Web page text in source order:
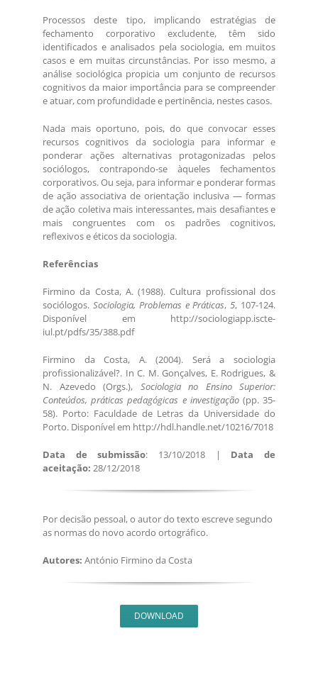
Processos deste tipo, implicando estratégias de
fechamento corporativo excludente, têm sido
identificados e analisados pela sociologia, em muitos
casos e em muitas circunstâncias. Por isso mesmo, a
análise sociológica propicia um conjunto de recursos
cognitivos da maior importância para se compreender
e atuar, com profundidade e pertinência, nestes casos.
Nada mais oportuno, pois, do que convocar esses
recursos cognitivos da sociologia para informar e
ponderar ações alternativas protagonizadas pelos
sociólogos, contrapondo-se àqueles fechamentos
corporativos. Ou seja, para informar e ponderar formas
de ação associativa de orientação inclusiva — formas
de ação coletiva mais interessantes, mais desafiantes e
mais congruentes com os padrões cognitivos,
reflexivos e éticos da sociologia.
Referências
Firmino da Costa, A. (1988). Cultura profissional dos
sociólogos. Sociologia, Problemas e Práticas,5, 107-124.
Disponível em http://sociologiapp.iscte-
iul.pt/pdfs/35/388.pdf
Firmino da Costa, A. (2004). Será a sociologia
profissionalizável?. In C. M. Gonçalves, E. Rodrigues, &
N. Azevedo (Orgs.), Sociologia no Ensino Superior:
Conteúdos, práticas pedagógicas e investigação(pp. 35-
58). Porto: Faculdade de Letras da Universidade do
Porto. Disponível em http://hdl.handle.net/10216/7018
Data de submissão: 13/10/2018 | Data de
aceitação: 28/12/2018
Por decisão pessoal, o autor do texto escreve segundo
as normas do novo acordo ortográfico.
Autores: António Firmino da Costa
DOWNLOAD